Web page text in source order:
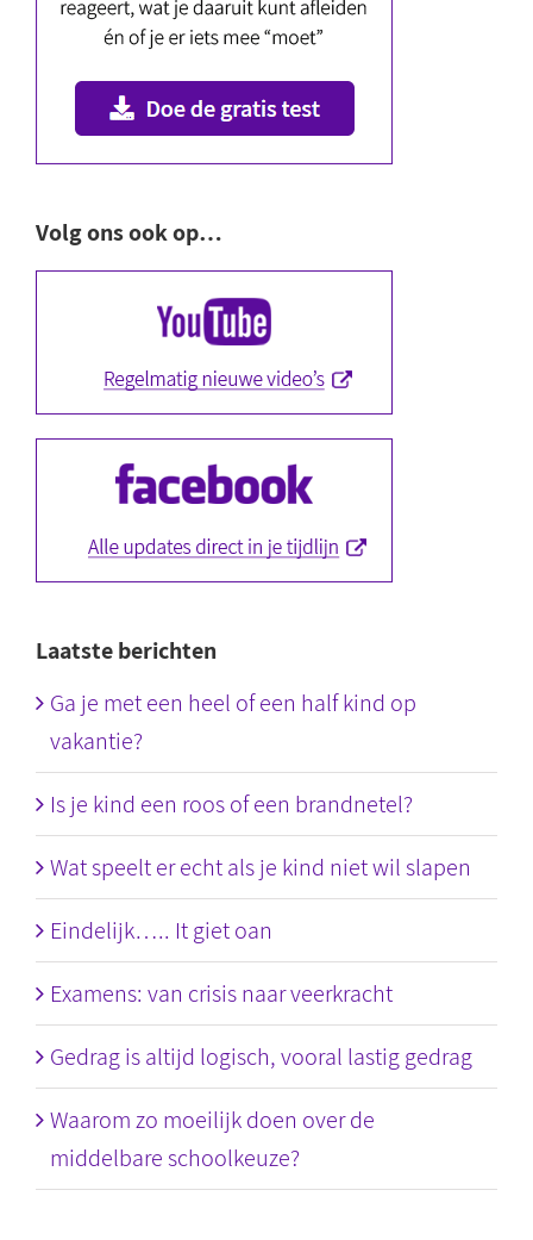
Volg ons ook op…
Laatste berichten
Ga je met een heel of een half kind op
vakantie?
Is je kind een roos of een brandnetel?
Wat speelt er echt als je kind niet wil slapen
Eindelijk….. It giet oan
Examens: van crisis naar veerkracht
Gedrag is altijd logisch, vooral lastig gedrag
Waarom zo moeilijk doen over de
middelbare schoolkeuze?